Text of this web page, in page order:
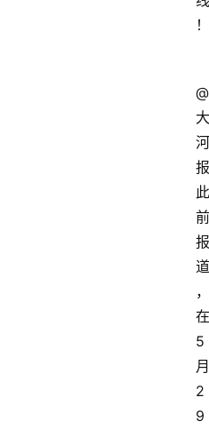
！
@
大
河
报
此
前
报
道
，
在
5
月
2
9